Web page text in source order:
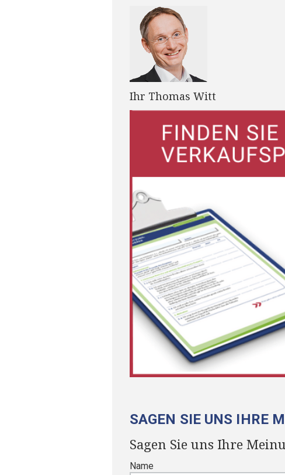
Ihr Thomas Witt
SAGEN SIE UNS IHRE
Sagen Sie uns Ihre
Name